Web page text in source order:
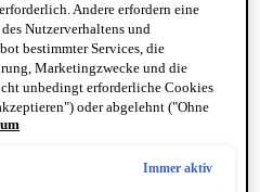
Andere erfordern eine
Nutzerverhaltens und
bestimmter Services, die
Marketingzwecke und die
unbedingt erforderliche Cookies
oder abgelehnt ("Ohne
Individuelle Anpassungen der
unter dem Link "Cookie-
Immer aktiv